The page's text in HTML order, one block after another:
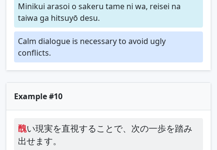
Minikui arasoi o sakeru tame ni wa, reisei na
taiwa ga hitsuyō desu.
Calm dialogue is necessary to avoid ugly
conflicts.
Example #10
醜い現実を直視することで、次の一歩を踏み
出せます。